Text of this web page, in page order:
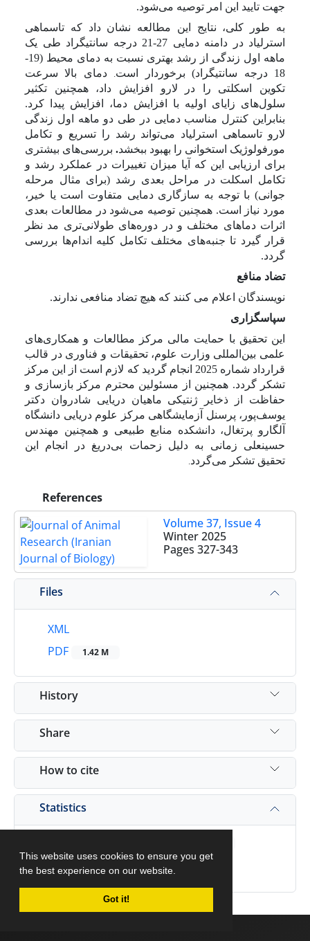
This website uses cookies to ensure you get
the best experience on our website.
Got it!
جهت تایید این امر توصیه می‌شود.
به طور کلی، نتایج این مطالعه نشان داد که تاسماهی
استرلیاد در دامنه دمایی 27-21 درجه سانتیگراد طی یک
ماهه اول زندگی از رشد بهتری نسبت به دمای محیط (19-
18 درجه سانتیگراد) برخوردار است
.
دمای بالا سرعت
تکوین اسکلتی را در لارو افزایش داد، همچنین تکثیر
سلول‌های زایای اولیه با افزایش دما، افزایش پیدا کرد.
بنابراین کنترل مناسب دمایی در طی دو ماهه اول زندگی
لارو تاسماهی استرلیاد می‌تواند رشد را تسریع و تکامل
مورفولوژیک استخوانی را بهبود ببخشد. بررسی‌های بیشتری
برای ارزیابی این که آیا میزان تغییرات در عملکرد رشد و
تکامل اسکلت در مراحل بعدی رشد (برای مثال مرحله
جوانی) با توجه به سازگاری دمایی متفاوت است یا خیر،
مورد نیاز است. همچنین توصیه می‌شود در مطالعات بعدی
اثرات دماهای مختلف و در دوره‌های طولانی‌تری مد نظر
قرار گیرد تا جنبه‌های مختلف تکامل کلیه اندام‌ها بررسی
گردد.
تضاد منافع
نویسندگان اعلام می کنند که هیچ تضاد منافعی ندارند.
سپاسگزاری
این تحقیق با حمایت مالی مرکز مطالعات و همکاری‌های
علمی بین‌المللی وزارت علوم، تحقیقات و فناوری در قالب
قرارداد شماره 2025 انجام گردید که لازم است از این مرکز
تشکر گردد. همچنین از مسئولین محترم مرکز بازسازی و
حفاظت از ذخایر ژنتیکی ماهیان دریایی شادروان دکتر
یوسف‌پور، پرسنل آزمایشگاهی مرکز علوم دریایی دانشگاه
آلگارو پرتغال، دانشکده منابع طبیعی و همچنین مهندس
حسینعلی زمانی به دلیل زحمات بی‌دریغ در انجام این
تحقیق تشکر می‌گردد.
References
Volume 37, Issue 4
Winter 2025
Pages 327-343
Files
XML
PDF
1.42 M
History
Share
How to cite
Statistics
PDF Download 453